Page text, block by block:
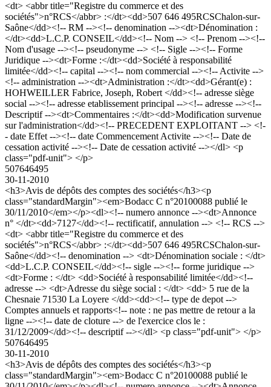
<dt> <abbr title="Registre du commerce et des
sociétés">n°RCS</abbr> :</dt><dd>507 646 495RCSChalon-sur-
Saône</dd><!-- RM --><!-- denomination --><dt>Dénomination :
</dt><dd>L.C.P. CONSEIL</dd><!-- Nom --> <!-- Prenom --><!--
Nom d'usage --><!-- pseudonyme --> <!-- Sigle --><!-- Forme
Juridique --><dt>Forme :</dt><dd>Société à responsabilité
limitée</dd><!-- capital --><!-- nom commercial --><!-- Activite -->
<!-- administration --><dt>Administration :</dt><dd>Gérant(e) :
HOHWEILLER Fabrice, Joseph, Robert </dd><!-- adresse siège
social --><!-- adresse etablissement principal --><!-- adresse --><!--
Descriptif --><dt>Commentaires :</dt><dd>Modification survenue
sur l'administration</dd><!-- PRECEDENT EXPLOITANT --> <!-
- date Effet --><!-- date Commencement Activite --><!-- Date de
cessation activité --><!-- Date de cessation activité --></dl> <p
class="pdf-unit"> </p>
507646495
30-11-2010
<h3>Avis de dépôts des comptes des sociétés</h3><p
class="standardMargin"><em>Bodacc C n°20100088 publié le
30/11/2010</em></p><dl><!-- numero annonce --><dt>Annonce
n° </dt><dd>7127</dd><!-- rectificatif, annulation --> <!-- RCS -->
<dt> <abbr title="Registre du commerce et des
sociétés">n°RCS</abbr> :</dt><dd>507 646 495RCSChalon-sur-
Saône</dd><!-- denomination --> <dt>Dénomination sociale : </dt>
<dd>L.C.P. CONSEIL</dd><!-- sigle --><!-- forme juridique -->
<dt>Forme : </dt> <dd>Société à responsabilité limitée</dd><!--
adresse --> <dt>Adresse du siège social : </dt> <dd> 5 rue de la
Chesnaie 71530 La Loyere </dd><dd><!-- type de depot -->
Comptes annuels et rapports<!-- note : ne pas mettre de retour a la
ligne --><!-- date de cloture --> de l'exercice clos le :
31/12/2009</dd><!-- descriptif --></dl> <p class="pdf-unit"> </p>
507646495
30-11-2010
<h3>Avis de dépôts des comptes des sociétés</h3><p
class="standardMargin"><em>Bodacc C n°20100088 publié le